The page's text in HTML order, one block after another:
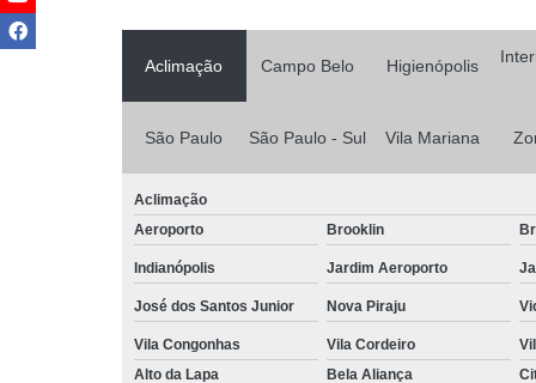
Aclimação Campo Belo Higienópolis
São Paulo São Paulo - Sul Vila Mariana
Aclimação
Aeroporto
Brooklin
Indianópolis Jardim Aeroporto
José dos Santos Junior Nova Piraju
Vila Congonhas Vila Cordeiro
Alto da Lapa
Bela Aliança